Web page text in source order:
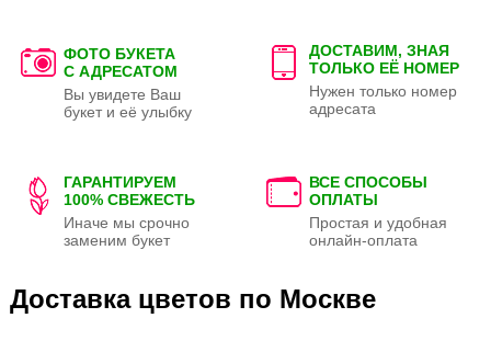
ФОТО БУКЕТА
С АДРЕСАТОМ
Вы увидете Ваш
букет и её улыбку
ДОСТАВИМ, ЗНАЯ
ТОЛЬКО ЕЁ НОМЕР
Нужен только номер
адресата
ГАРАНТИРУЕМ
100% СВЕЖЕСТЬ
Иначе мы срочно
заменим букет
ВСЕ СПОСОБЫ
ОПЛАТЫ
Простая и удобная
онлайн-оплата
Доставка цветов по Москве